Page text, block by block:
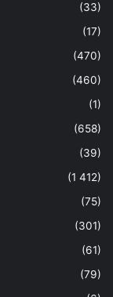
(33)
(17)
(470)
(460)
(1)
(658)
(39)
(1 412)
(75)
(301)
(61)
(79)